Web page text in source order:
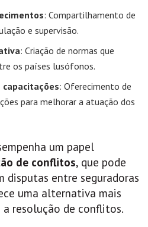
: Compartilhamento de
e supervisão.
: Criação de normas que
os países lusófonos.
: Oferecimento de
para melhorar a atuação dos
um papel
de conflitos, que pode
disputas entre seguradoras
uma alternativa mais
resolução de conflitos.